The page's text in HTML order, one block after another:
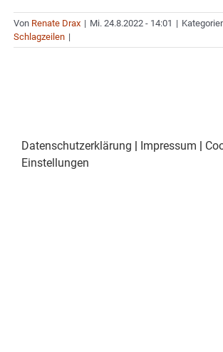
Von Renate Drax | Mi. 24.8.2022 - 14:01 |
Schlagzeilen |
Datenschutzerklärung | Impressum |
Einstellungen